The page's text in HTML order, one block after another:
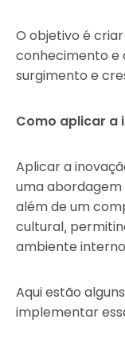
O objetivo é
conhecimento e
surgimento e
Como aplicar a
Aplicar a
uma abordagem
além de um
cultural,
ambiente
Aqui estão
implementar